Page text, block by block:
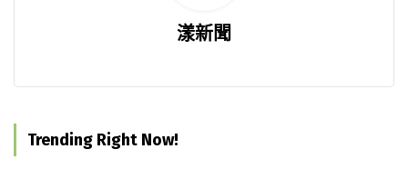
漾新聞
Trending Right Now!